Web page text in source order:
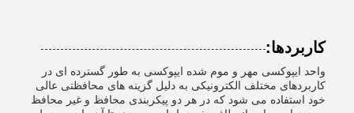
کاربردها:
واحد ایپوکسی مهر و موم شده ایپوکسی به طور گسترده ای در
کاربردهای مختلف الکترونیکی به دلیل گزینه های محافظتی عالی
خود استفاده می شود که در هر دو پیکربندی محافظ و غیر محافظ